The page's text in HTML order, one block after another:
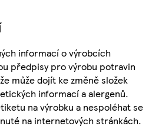
informací o výrobcích
předpisy pro výrobu potravin
může dojít ke změně složek
informací a alergenů.
na výrobku a nespoléhat se
na internetových stránkách.